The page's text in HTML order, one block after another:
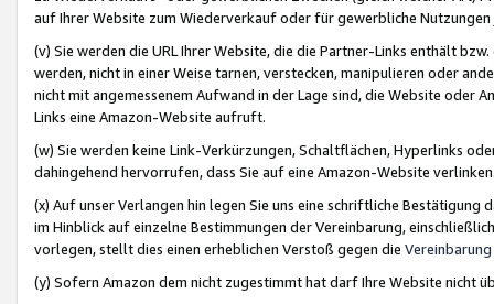
auf Ihrer Website zum Wiederverkauf oder für gewerbliche
(v) Sie werden die URL Ihrer Website, die die Partner-Links enthält
werden, nicht in einer Weise tarnen, verstecken, manipulieren oder
nicht mit angemessenem Aufwand in der Lage sind, die Website oder
Links eine Amazon-Website aufruft.
(w) Sie werden keine Link-Verkürzungen, Schaltflächen, Hyperlinks
dahingehend hervorrufen, dass Sie auf eine Amazon-Website
(x) Auf unser Verlangen hin legen Sie uns eine schriftliche
im Hinblick auf einzelne Bestimmungen der Vereinbarung,
vorlegen, stellt dies einen erheblichen Verstoß gegen die Vereinbarung
(y) Sofern Amazon dem nicht zugestimmt hat darf Ihre Website nicht